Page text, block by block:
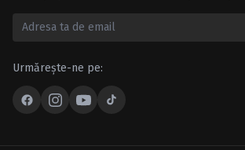
Urmărește-ne pe: